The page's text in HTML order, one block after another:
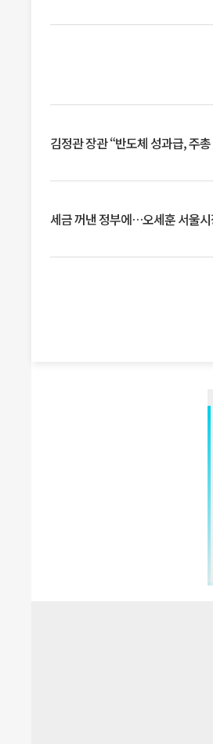
김정관 장관 “반도체 성과급, 주
세금 꺼낸 정부에…오세훈 서울